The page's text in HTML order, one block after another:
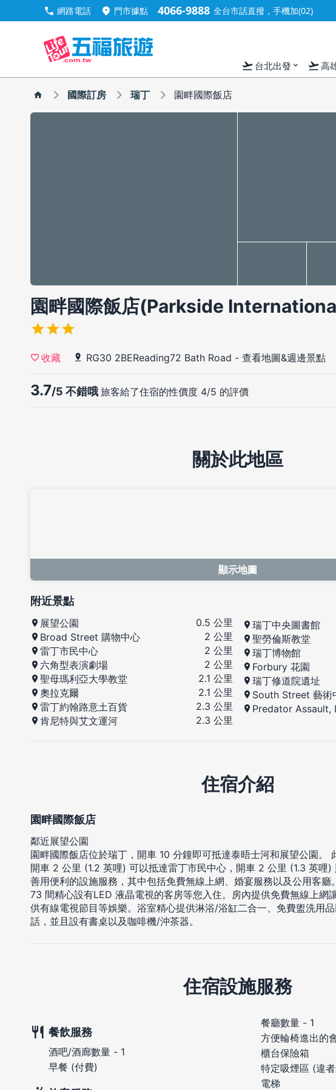
call 網路電話 location_on 門市據點 4066-9888 全台市話直撥，手機加(02)
flight_takeoff 台北出發 expand_more flight_takeoff高
國際訂房 瑞丁 園畔國際飯店
園畔國際飯店(Parkside
收藏 RG30 2BEReading72 Bath Road - 查看地圖&週邊景點
3.7/5 不錯哦 旅客給了住宿的性價度 4/5 的評價
關於此地區
顯示地圖
附近景點
展望公園
0.5 公里
Broad Street 購物中心
2 公里
雷丁市民中心
2 公里
六角型表演劇場
2 公里
聖母瑪利亞大學教堂
2.1 公里
奧拉克爾
2.1 公里
雷丁約翰路意土百貨
2.3 公里
肯尼特與艾文運河
2.3 公里
瑞丁中央圖書館
聖勞倫斯教堂
瑞丁博物館
Forbury 花園
瑞丁修道院遺址
South Street 藝術
Predator Assault,
住宿介紹
園畔國際飯店
鄰近展望公園
園畔國際飯店位於瑞丁，開車 10 分鐘即可抵達泰晤士河和展望公園。
開車 2 公里 (1.2 英哩) 可以抵達雷丁市民中心，開車 2 公里 (1.3 英哩)
善用便利的設施服務，其中包括免費無線上網、婚宴服務以及公用客廳。
73 間精心設有LED 液晶電視的客房等您入住。房內提供免費無線上網
供有線電視節目等娛樂。浴室精心提供淋浴/浴缸二合一、免費盥洗用
話，並且設有書桌以及咖啡機/沖茶器。
住宿設施服務
餐飲服務
酒吧/酒廊數量 - 1
早餐 (付費)
餐廳數量 - 1
方便輪椅進出的
櫃台保險箱
特定吸煙區 (違
電梯